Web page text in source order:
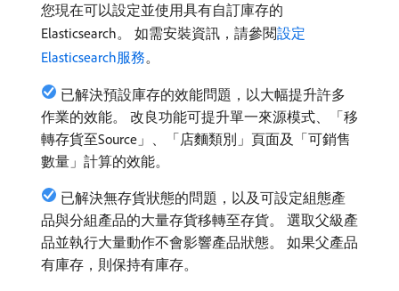
您現在可以設定並使用具有自訂庫存的
Elasticsearch。 如需安裝資訊，請參閱設定
Elasticsearch服務。
已解決預設庫存的效能問題，以大幅提升許多
作業的效能。 改良功能可提升單一來源模式、「移
轉存貨至Source」、「店麵類別」頁面及「可銷售
數量」計算的效能。
已解決無存貨狀態的問題，以及可設定組態產
品與分組產品的大量存貨移轉至存貨。 選取父級產
品並執行大量動作不會影響產品狀態。 如果父產品
有庫存，則保持有庫存。